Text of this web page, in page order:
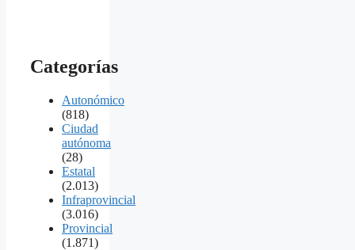
Categorías
Autonómico
(818)
Ciudad
autónoma
(28)
Estatal
(2.013)
Infraprovincial
(3.016)
Provincial
(1.871)